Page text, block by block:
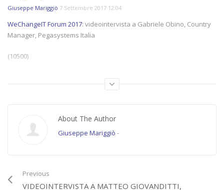
Giuseppe Mariggiò 7 Settembre 2017 12:04
WeChangeIT Forum 2017: videointervista a Gabriele Obino, Country
Manager, Pegasystems Italia
(10500)
WeChangeIT Forum
Tags:#WECHANGEIT,gabriele obino, pegasystems,videointervista,
About The Author
Giuseppe Mariggiò -
Previous
VIDEOINTERVISTA A MATTEO GIOVANDITTI,